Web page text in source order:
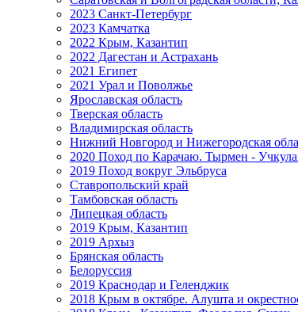
2023 Санкт-Петербург
2023 Камчатка
2022 Крым, Казантип
2022 Дагестан и Астрахань
2021 Египет
2021 Урал и Поволжье
Ярославская область
Тверская область
Владимирская область
Нижний Новгород и Нижегородская
2020 Поход по Карачаю. Тырмен -
2019 Поход вокруг Эльбруса
Ставропольский край
Тамбовская область
Липецкая область
2019 Крым, Казантип
2019 Архыз
Брянская область
Белоруссия
2019 Краснодар и Геленджик
2018 Крым в октябре. Алушта и